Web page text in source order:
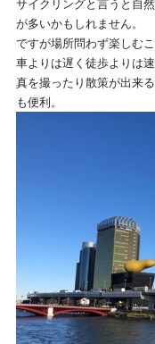
サイクリングと言うと自
が多いかもしれません。
ですが場所問わず楽しむ
車よりは遅く徒歩よりは
真を撮ったり散策が出来
も便利。